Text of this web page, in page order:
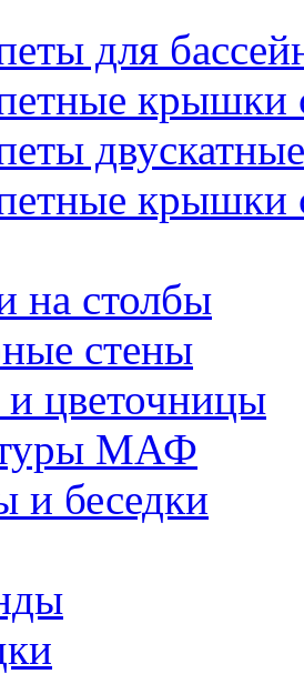
для
крышки
двускатные
крышки
на столбы
стены
цветочницы
МАФ
и беседки